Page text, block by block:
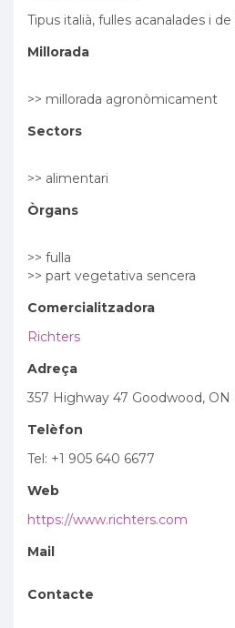
Tipus italià, fulles acanalades i
Millorada
>> millorada agronòmicament
Sectors
>> alimentari
Òrgans
>> fulla
>> part vegetativa sencera
Comercialitzadora
Richters
Adreça
357 Highway 47 Goodwood, ON
Telèfon
Tel: +1 905 640 6677
Web
https://www.richters.com
Mail
Contacte